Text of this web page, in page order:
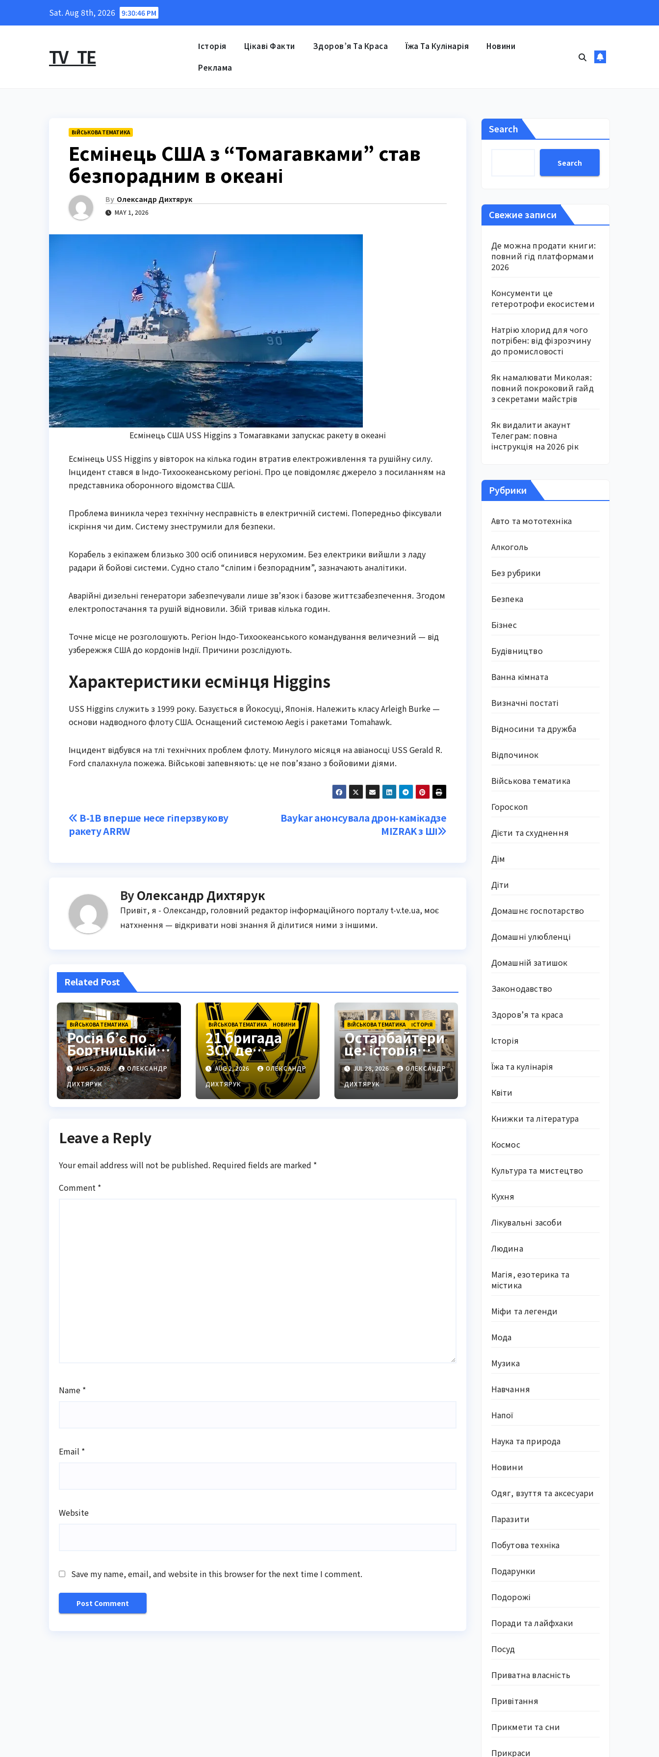
Sat. Aug 8th, 2026 9:30:47 PM
TV_TE Історія Цікаві Факти Здоров’я Та Краса Їжа Та Кулінарія Новини
Реклама
ВІЙСЬКОВА ТЕМАТИКА
Есмінець США з “Томагавками” став
безпорадним в океані
By Олександр Дихтярук
MAY 1, 2026
Есмінець США USS Higgins з Томагавками запускає ракету в океані
Есмінець USS Higgins у вівторок на кілька годин втратив електроживлення та рушійну силу.
Інцидент стався в Індо-Тихоокеанському регіоні. Про це повідомляє джерело з посиланням на
представника оборонного відомства США.
Проблема виникла через технічну несправність в електричній системі. Попередньо фіксували
іскріння чи дим. Систему знеструмили для безпеки.
Корабель з екіпажем близько 300 осіб опинився нерухомим. Без електрики вийшли з ладу
радари й бойові системи. Судно стало “сліпим і безпорадним”, зазначають аналітики.
Аварійні дизельні генератори забезпечували лише зв’язок і базове життєзабезпечення. Згодом
електропостачання та рушій відновили. Збій тривав кілька годин.
Точне місце не розголошують. Регіон Індо-Тихоокеанського командування величезний — від
узбережжя США до кордонів Індії. Причини розслідують.
Характеристики есмінця Higgins
USS Higgins служить з 1999 року. Базується в Йокосуці, Японія. Належить класу Arleigh Burke —
основи надводного флоту США. Оснащений системою Aegis і ракетами Tomahawk.
Інцидент відбувся на тлі технічних проблем флоту. Минулого місяця на авіаносці USS Gerald R.
Ford спалахнула пожежа. Військові запевняють: це не пов’язано з бойовими діями.
Post
navigation
Baykar анонсувала дрон-камікадзе
MIZRAK з ШІ
B-1B вперше несе гіперзвукову
ракету ARRW
ByОлександр Дихтярук
Привіт, я - Олександр, головний редактор інформаційного порталу t-v.te.ua, моє
натхнення — відкривати нові знання й ділитися ними з іншими.
Related Post
ВІЙСЬКОВА ТЕМАТИКА
Росія б’є по
Бортницькій
станції:
експерт
попередив
про
AUG 5, 2026
ОЛЕКСАНДР
ДИХТЯРУК
ВІЙСЬКОВА ТЕМАТИКА НОВИНИ
21 бригада
ЗСУ де
знаходиться:
Подільськ як
стратегічний
центр
AUG 2, 2026
ОЛЕКСАНДР
ДИХТЯРУК
ВІЙСЬКОВА ТЕМАТИКА ІСТОРІЯ
Остарбайтери
це: історія
примусової
праці
українців
JUL 28, 2026
ОЛЕКСАНДР
ДИХТЯРУК
Leave a Reply
Your email address will not be published. Required fields are marked *
Comment *
Name *
Email *
Website
Save my name, email, and website in this browser for the next time I comment.
Search
Search
Свежие записи
Де можна продати книги:
повний гід платформами
2026
Консументи це
гетеротрофи екосистеми
Натрію хлорид для чого
потрібен: від фізрозчину
до промисловості
Як намалювати Миколая:
повний покроковий гайд
з секретами майстрів
Як видалити акаунт
Телеграм: повна
інструкція на 2026 рік
Рубрики
Авто та мототехніка
Алкоголь
Без рубрики
Безпека
Бізнес
Будівництво
Ванна кімната
Визначні постаті
Відносини та дружба
Відпочинок
Військова тематика
Гороскоп
Дієти та схуднення
Дім
Діти
Домашнє госпотарство
Домашні улюбленці
Домашній затишок
Законодавство
Здоров’я та краса
Історія
Їжа та кулінарія
Квіти
Книжки та література
Космос
Культура та мистецтво
Кухня
Лікувальні засоби
Людина
Магія, езотерика та
містика
Міфи та легенди
Мода
Музика
Навчання
Напої
Наука та природа
Новини
Одяг, взуття та аксесуари
Паразити
Побутова техніка
Подарунки
Подорожі
Поради та лайфхаки
Посуд
Приватна власність
Привітання
Прикмети та сни
Прикраси